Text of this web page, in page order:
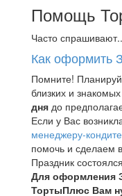
Помощь
Часто
Как оформить
Помните!
близких и
дня до
Если у Вас
менеджеру-
помочь и сделаем
Праздник
Для оформления
ТортыПлюс Вам